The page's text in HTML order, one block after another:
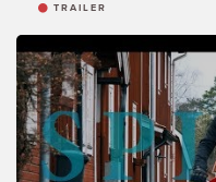
TRAILER